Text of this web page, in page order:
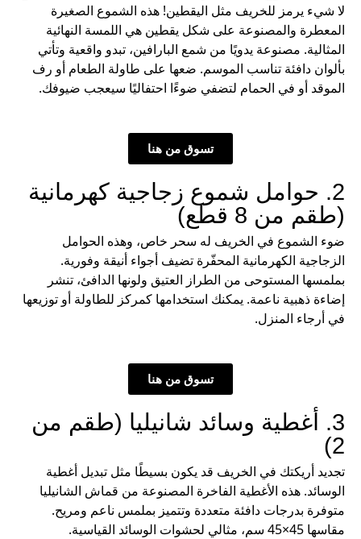
لا شيء يرمز للخريف مثل اليقطين! هذه الشموع الصغيرة
المعطرة والمصنوعة على شكل يقطين هي اللمسة النهائية
المثالية. مصنوعة يدويًا من شمع البارافين، تبدو واقعية وتأتي
بألوان دافئة تناسب الموسم. ضعها على طاولة الطعام أو رف
الموقد أو في الحمام لتضفي ضوءًا احتفاليًا سيعجب ضيوفك.
تسوق من هنا
2. حوامل شموع زجاجية كهرمانية
(طقم من 8 قطع)
ضوء الشموع في الخريف له سحر خاص، وهذه الحوامل
الزجاجية الكهرمانية المحفّرة تضيف أجواء أنيقة وفورية.
بملمسها المستوحى من الطراز العتيق ولونها الدافئ، تنشر
إضاءة ذهبية ناعمة. يمكنك استخدامها كمركز للطاولة أو توزيعها
في أرجاء المنزل.
تسوق من هنا
3. أغطية وسائد شانيليا (طقم من
2)
تجديد أريكتك في الخريف قد يكون بسيطًا مثل تبديل أغطية
الوسائد. هذه الأغطية الفاخرة المصنوعة من قماش الشانيليا
متوفرة بدرجات دافئة متعددة وتتميز بملمس ناعم ومريح.
مقاسها 45×45 سم، مثالي لحشوات الوسائد القياسية.